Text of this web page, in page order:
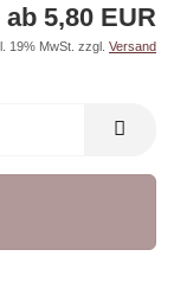
ab 5,80 EUR
19% MwSt. zzgl. Versand